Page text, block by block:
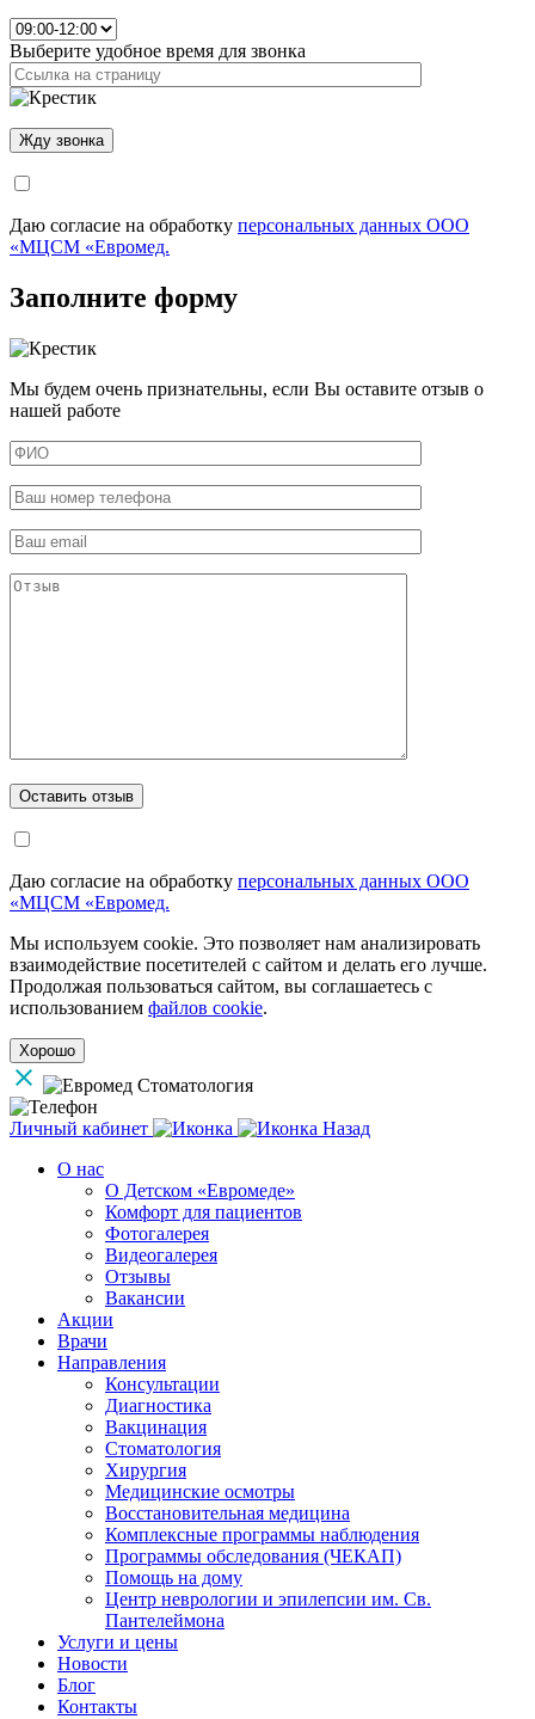
Выберите удобное время для звонка
Даю согласие на обработку персональных данных ООО
«МЦСМ «Евромед.
Заполните форму
Мы будем очень признательны, если Вы оставите отзыв о
нашей работе
Даю согласие на обработку персональных данных ООО
«МЦСМ «Евромед.
Мы используем cookie. Это позволяет нам анализировать
взаимодействие посетителей с сайтом и делать его лучше.
Продолжая пользоваться сайтом, вы соглашаетесь с
использованием файлов cookie.
Хорошо
Личный кабинет
Назад
О нас
О Детском «Евромеде»
Комфорт для пациентов
Фотогалерея
Видеогалерея
Отзывы
Вакансии
Акции
Врачи
Направления
Консультации
Диагностика
Вакцинация
Стоматология
Хирургия
Медицинские осмотры
Восстановительная медицина
Комплексные программы наблюдения
Программы обследования (ЧЕКАП)
Помощь на дому
Центр неврологии и эпилепсии им. Св.
Пантелеймона
Услуги и цены
Новости
Блог
Контакты